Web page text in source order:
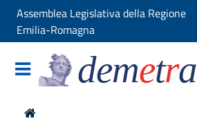
Assemblea Legislativa della Regione
Emilia-Romagna
demetra